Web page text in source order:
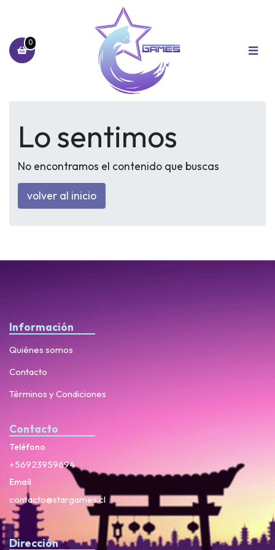
0
Lo sentimos
No encontramos el contenido que buscas
volver al inicio
Información
Quiénes somos
Contacto
Términos y Condiciones
Contacto
Teléfono
+56923959694
Email
contacto@stargames.cl
Dirección